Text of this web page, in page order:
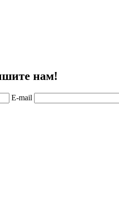
нам!
E-mail